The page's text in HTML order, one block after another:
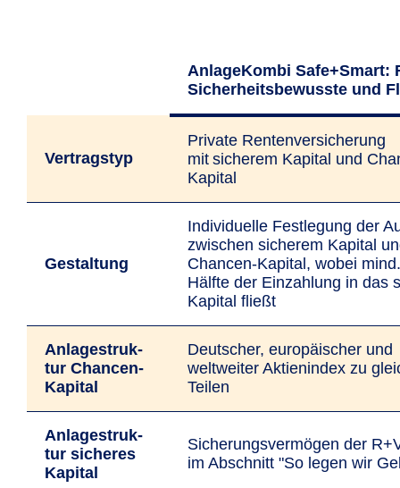
AnlageKombi Safe+Smart:
Sicherheitsbewusste und
Vertrags­typ
Private Rentenversicherung
mit sicherem Kapital und
Kapital
Gestal­tung
Individuelle Festlegung der
zwischen sicherem Kapital
Chancen-Kapital, wobei
Hälfte der Einzahlung in das
Kapital fließt
Anlage­struk­
tur Chancen-
Kapital
Deutscher, europäischer und
weltweiter Aktienindex zu
Teilen
Anlage­struk­
tur sicheres
Kapital
Siche­­r­ungs­­­ver­mö­­­gen der
im Abschnitt "So legen wir